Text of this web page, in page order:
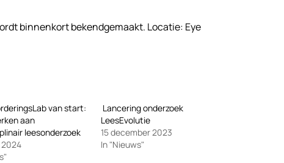
binnenkort bekendgemaakt. Locatie: Eye
van start:
aan
leesonderzoek
Lancering onderzoek
LeesEvolutie
15 december 2023
In "Nieuws"